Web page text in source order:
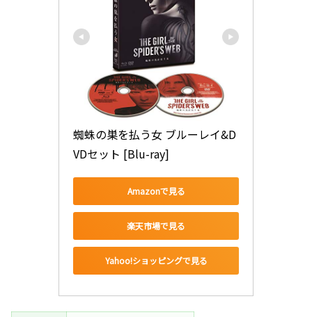
蜘蛛の巣を払う女 ブルーレイ&D
VDセット [Blu-ray]
Amazonで見る
楽天市場で見る
Yahoo!ショッピングで見る